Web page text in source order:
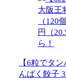
【6粒でタ
んぱく餃子